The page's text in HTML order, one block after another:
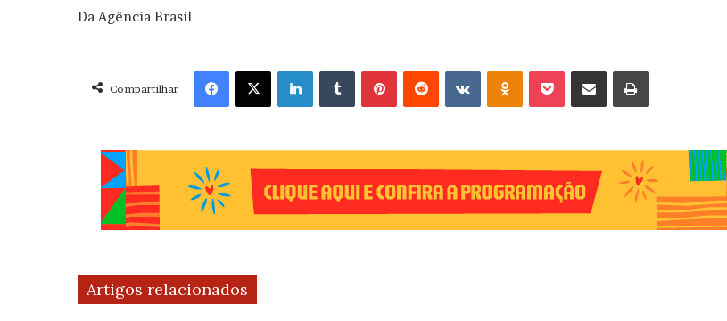
Da Agência Brasil
Compartilhar
Facebook X Linkedin VK OK
Artigos relacionados